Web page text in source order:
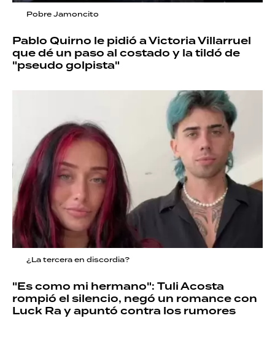
Pobre Jamoncito
Pablo Quirno le pidió a Victoria Villarruel
que dé un paso al costado y la tildó de
"pseudo golpista"
¿La tercera en discordia?
"Es como mi hermano": Tuli Acosta
rompió el silencio, negó un romance con
Luck Ra y apuntó contra los rumores